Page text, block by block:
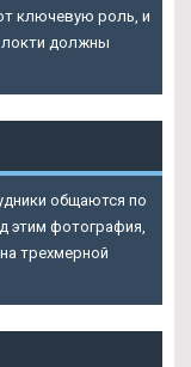
ключевую роль, и
локти должны
общаются по
этим фотография,
трехмерной